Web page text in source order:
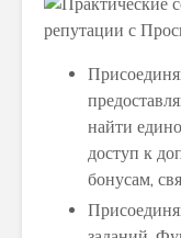
найти
доступ к
бонусам,